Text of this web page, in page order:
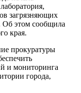
загрязняющих
Об этом сообщила
края.
прокуратуры
и мониторинга
города,